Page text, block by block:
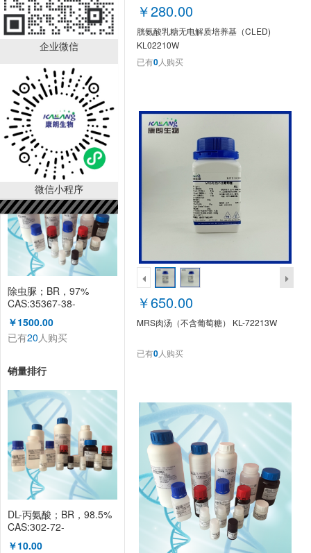
企业微信
微信小程序
重组Kex2蛋白酶；重组
级，10u/mg(KL1288P)
￥4000.00
已有 20人购买
除虫脲；BR，97%
CAS:35367-38-
5(KL2180P)
￥1500.00
已有20人购买
销量排行
DL-丙氨酸；BR，98.5%
CAS:302-72-
7（KL1003A）
￥10.00
￥280.00
胱氨酸乳糖无电解质培养基（CLED)
KL02210W
已有0人购买
￥650.00
MRS肉汤（不含葡萄糖） KL-72213W
已有0人购买